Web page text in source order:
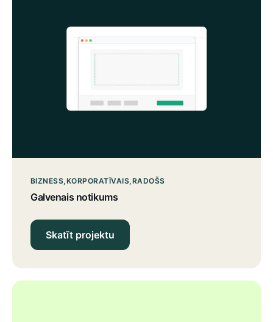
BIZNESS KORPORATĪVAIS RADOŠS
Galvenais notikums
Skatīt projektu